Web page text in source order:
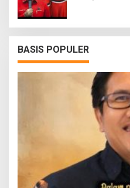
BASIS POPULER